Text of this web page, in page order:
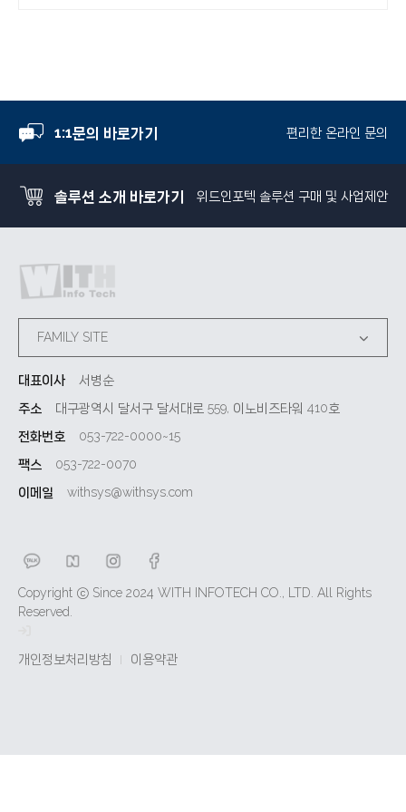
1:1문의 바로가기 편리한 온라인 문의
솔루션 소개 바로가기 위드인포텍 솔루션 구매 및 사업제안
FAMILY SITE
대표이사
서병순
주소
대구광역시 달서구 달서대로 559, 이노비즈타워 410호
전화번호
053-722-0000~15
팩스
053-722-0070
이메일
withsys@withsys.com
Copyright ⓒ Since 2024 WITH INFOTECH CO., LTD. All Rights
Reserved.
개인정보처리방침 이용약관